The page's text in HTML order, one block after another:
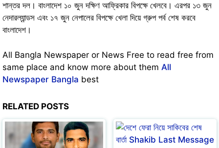
শান্তর দল। বাংলাদেশ ১০ জুন দক্ষিণ আফ্রিকার বিপক্ষে খেলবে। এরপর ১৩ জুন
নেদারল্যান্ডস এবং ১৭ জুন নেপালের বিপক্ষে খেলা দিয়ে গ্রুপ পর্ব শেষ করবে
বাংলাদেশ।
All Bangla Newspaper or News Free to read free from
same place and know more about them All
Newspaper Bangla best
RELATED POSTS